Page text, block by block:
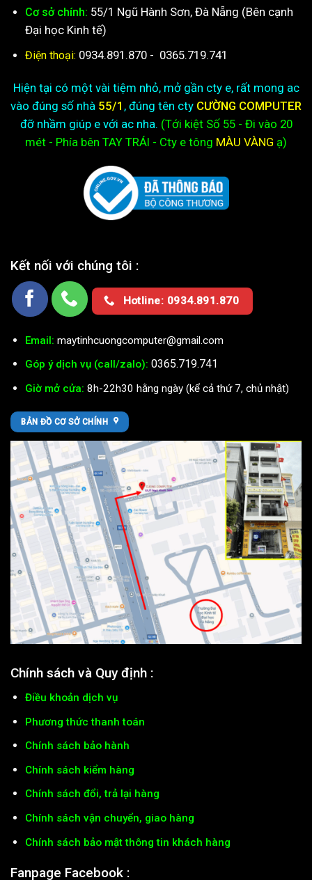
Cơ sở chính: 55/1 Ngũ Hành Sơn, Đà Nẵng (Bên cạnh
Đại học Kinh tế)
Điện thoại: 0934.891.870 - 0365.719.741
Hiện tại có một vài tiệm nhỏ, mở gần cty e, rất mong ac
vào đúng số nhà 55/1 , đúng tên cty CƯỜNG COMPUTER
đỡ nhầm giúp e với ac nha. (Tới kiệtSố 55 - Đi vào 20
mét - Phía bên TAY TRÁI - Cty e tông MÀU VÀNG ạ)
Kết nối với chúng tôi :
Hotline: 0934.891.870
Email: maytinhcuongcomputer@gmail.com
Góp ý dịch vụ (call/zalo): 0365.719.741
Giờ mở cửa: 8h-22h30 hằng ngày (kể cả thứ 7, chủ nhật)
BẢN ĐỒ CƠ SỞ CHÍNH
Chính sách và Quy định :
Điều khoản dịch vụ
Phương thức thanh toán
Chính sách bảo hành
Chính sách kiểm hàng
Chính sách đổi, trả lại hàng
Chính sách vận chuyển, giao hàng
Chính sách bảo mật thông tin khách hàng
Fanpage Facebook :